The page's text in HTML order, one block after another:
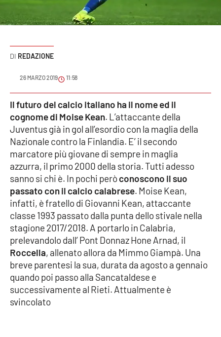
Cultura
Podcast
Meteo
Editoriali
VIDEO
Ambiente
Cronaca
Cultura
Economia e Lavoro
Politica
REDAZIONE
26 MARZO 2019 11:58
Il futuro del calcio italiano ha il nome ed il
cognome di Moise Kean. L’attaccante della
Juventus già in gol all’esordio con la maglia della
Nazionale contro la Finlandia. E’ il secondo
marcatore più giovane di sempre in maglia
azzurra, il primo 2000 della storia. Tutti adesso
sanno si chi è. In pochi peròconoscono il suo
passato con il calcio calabrese. Moise Kean,
infatti, è fratello di Giovanni Kean, attaccante
classe 1993 passato dalla punta dello stivale nella
stagione 2017/2018. A portarlo in Calabria,
prelevandolo dall’ Pont Donnaz Hone Arnad, il
Roccella, allenato allora da Mimmo Giampà. Una
breve parentesi la sua, durata da agosto a gennaio
quando poi passo alla Sancataldese e
successivamente al Rieti. Attualmente è
svincolato